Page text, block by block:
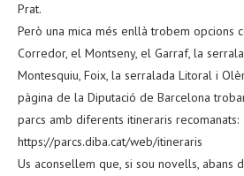
Prat.
Però una mica més enllà trobem opcions
Corredor, el Montseny, el Garraf, la
Montesquiu, Foix, la serralada Litoral i
pàgina de la Diputació de Barcelona
parcs amb diferents itineraris recomanats:
https://parcs.diba.cat/web/itineraris
Us aconsellem que, si sou novells, abans